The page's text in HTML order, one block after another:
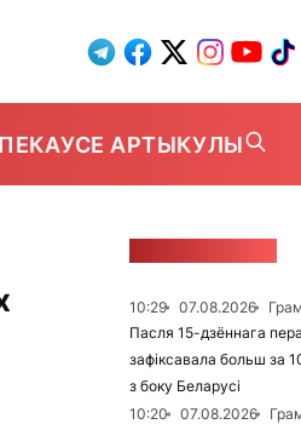
УСЕ АРТЫКУЛЫ
10:29 07.08.2026
Пасля 15-дзённага
зафіксавала больш за
з боку Беларусі
10:20
07.08.2026